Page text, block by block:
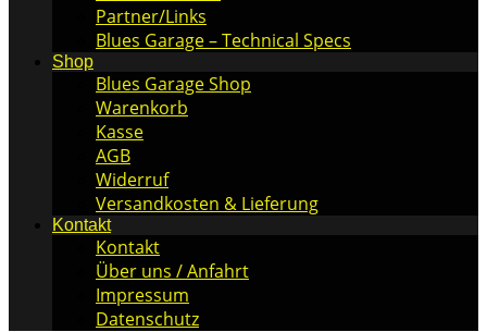
Partner/Links
Blues Garage – Technical Specs
Shop
Blues Garage Shop
Warenkorb
Kasse
AGB
Widerruf
Versandkosten & Lieferung
Kontakt
Kontakt
Über uns / Anfahrt
Impressum
Datenschutz